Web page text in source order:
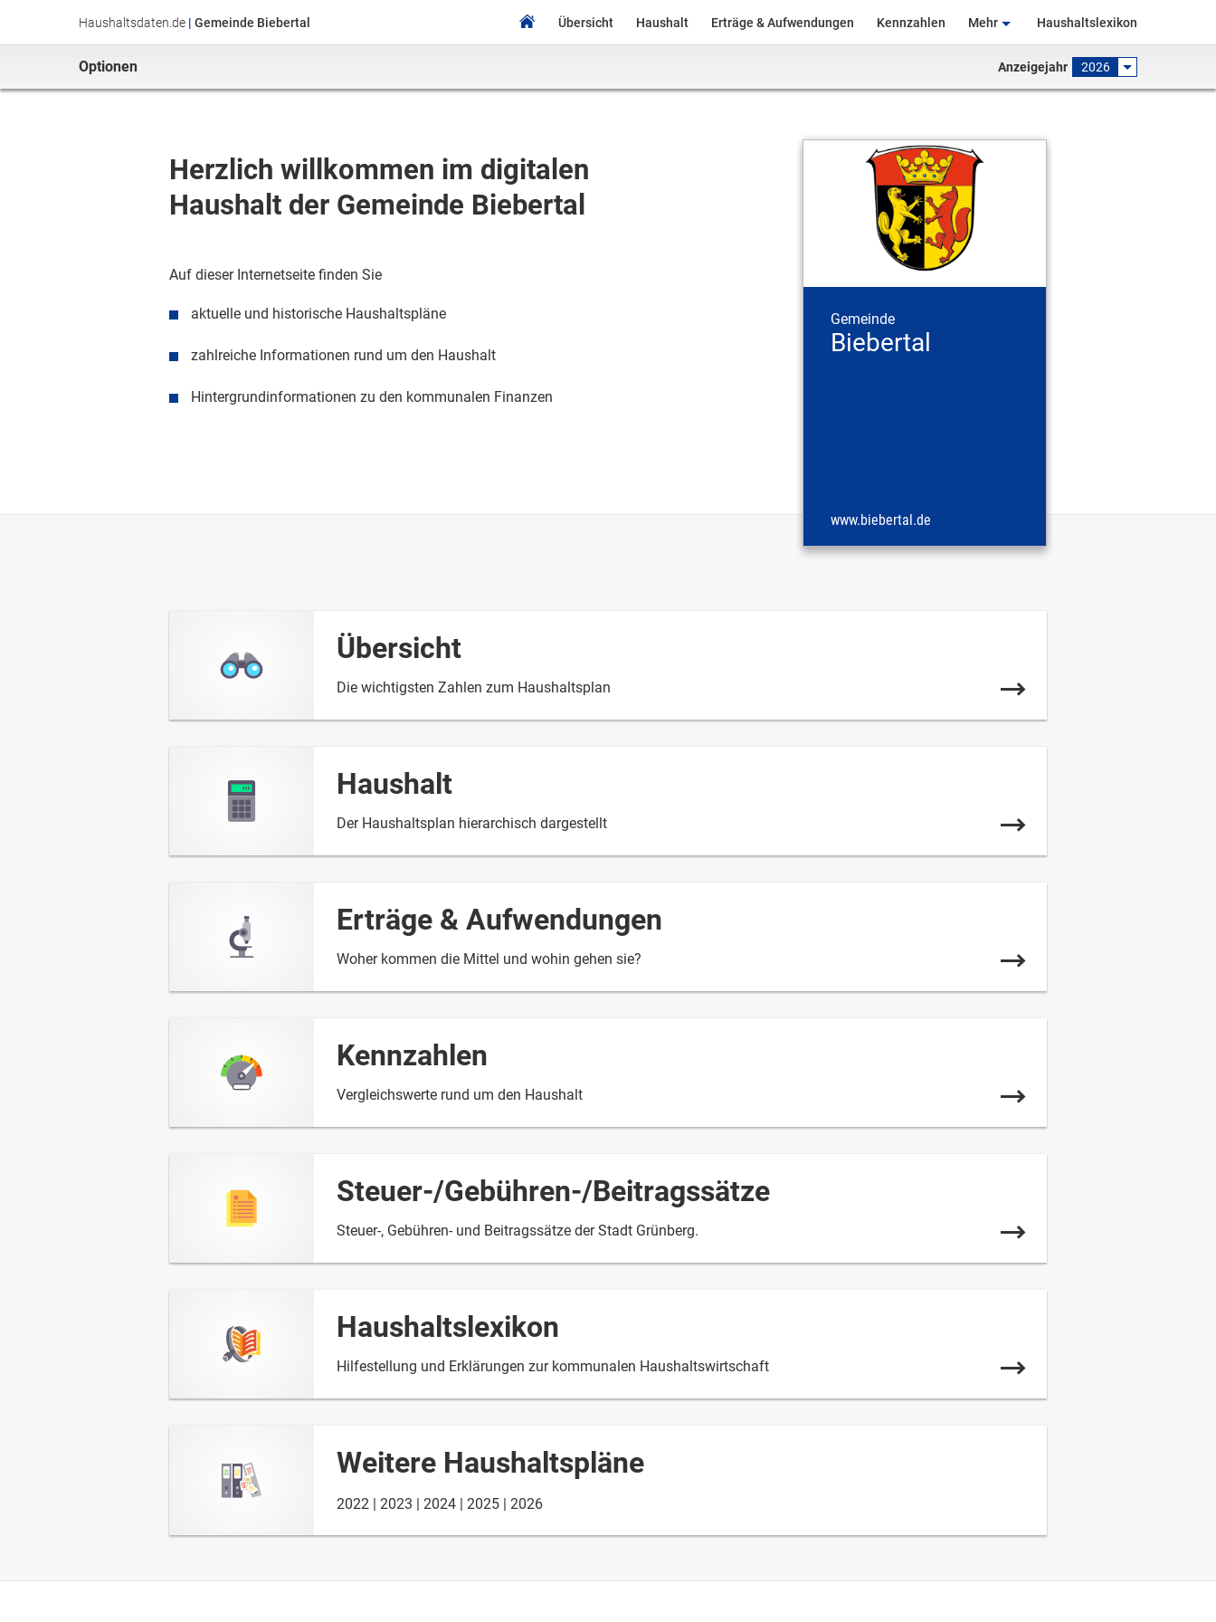
Haushaltsdaten.de | Gemeinde Biebertal Übersicht Haushalt Erträge & Aufwendungen Kennzahlen Mehr Haushaltslexikon
Optionen Anzeigejahr 2026
Herzlich willkommen im digitalen
Haushalt der Gemeinde Biebertal
Auf dieser Internetseite finden Sie
aktuelle und historische Haushaltspläne
zahlreiche Informationen rund um den Haushalt
Hintergrundinformationen zu den kommunalen Finanzen
Gemeinde
Biebertal
www.biebertal.de
Übersicht
Die wichtigsten Zahlen zum Haushaltsplan
Haushalt
Der Haushaltsplan hierarchisch dargestellt
Erträge & Aufwendungen
Woher kommen die Mittel und wohin gehen sie?
Kennzahlen
Vergleichswerte rund um den Haushalt
Steuer-/Gebühren-/Beitragssätze
Steuer-, Gebühren- und Beitragssätze der Stadt Grünberg.
Haushaltslexikon
Hilfestellung und Erklärungen zur kommunalen Haushaltswirtschaft
Weitere Haushaltspläne
2022 2023 2024 2025 2026